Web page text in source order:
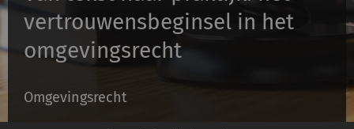
Inloggen
vertrouwensbeginsel in het
omgevingsrecht
Omgevingsrecht